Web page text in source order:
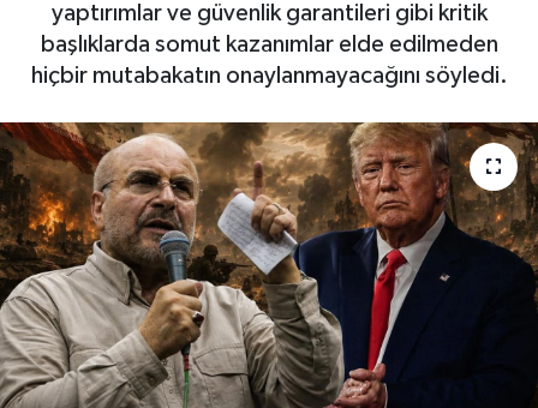
yaptırımlar ve güvenlik garantileri gibi kritik
başlıklarda somut kazanımlar elde edilmeden
hiçbir mutabakatın onaylanmayacağını söyledi.
Sağlık
Spor
Teknoloji
Yaşam